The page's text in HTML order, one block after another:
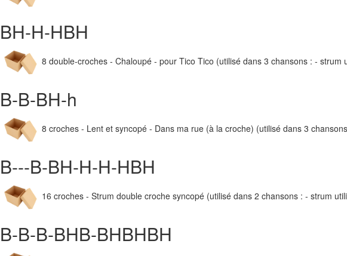
BH-H-HBH
8 double-croches - Chaloupé - pour Tico Tico (utilisé dans 3 chansons : -
B-B-BH-h
8 croches - Lent et syncopé - Dans ma rue (à la croche) (utilisé dans 3
B---B-BH-H-H-HBH
16 croches - Strum double croche syncopé (utilisé dans 2 chansons : - strum
B-B-B-BHB-BHBHBH